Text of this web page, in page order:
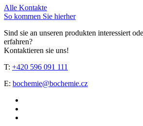
Alle Kontakte
So kommen Sie hierher
Sind sie an unseren produkten interessiert
erfahren?
Kontaktieren sie uns!
T: +420 596 091 111
E: bochemie@bochemie.cz